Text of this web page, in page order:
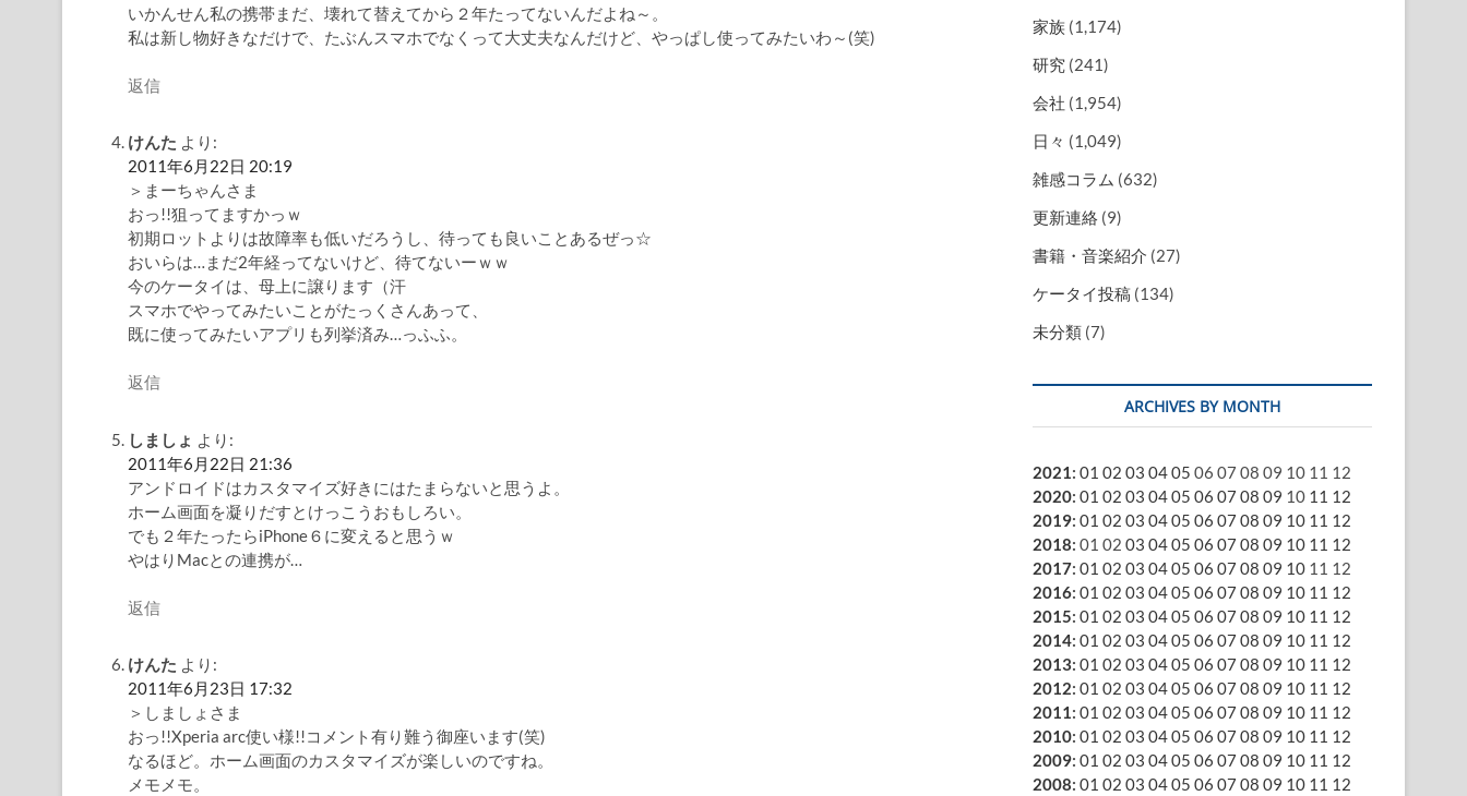
いかんせん私の携帯まだ、壊れて替えてから２年たってないんだよね～。
私は新し物好きなだけで、たぶんスマホでなくって大丈夫なんだけど、やっぱし使ってみたいわ～(笑)
返信
けんた より:
2011年6月22日 20:19
＞まーちゃんさま
おっ!!狙ってますかっｗ
初期ロットよりは故障率も低いだろうし、待っても良いことあるぜっ☆
おいらは…まだ2年経ってないけど、待てないーｗｗ
今のケータイは、母上に譲ります（汗
スマホでやってみたいことがたっくさんあって、
既に使ってみたいアプリも列挙済み…っふふ。
返信
しましょ より:
2011年6月22日 21:36
アンドロイドはカスタマイズ好きにはたまらないと思うよ。
ホーム画面を凝りだすとけっこうおもしろい。
でも２年たったらiPhone６に変えると思うｗ
やはりMacとの連携が…
返信
けんた より:
2011年6月23日 17:32
＞しましょさま
おっ!!Xperia arc使い様!!コメント有り難う御座います(笑)
なるほど。ホーム画面のカスタマイズが楽しいのですね。
メモメモ。
家族 (1,174)
研究 (241)
会社 (1,954)
日々 (1,049)
雑感コラム (632)
更新連絡 (9)
書籍・音楽紹介 (27)
ケータイ投稿 (134)
未分類 (7)
ARCHIVES BY MONTH
2021: 01 02 03 0405 06 07 08 09 10 11 12
2020: 01 02 03 0405 06 07 08 09 10 11 12
2019: 01 02 03 0405 06 07 08 09 10 11 12
2018: 01 02 03 0405 06 07 08 09 10 11 12
2017: 01 02 03 0405 06 07 08 09 10 11 12
2016: 01 02 03 0405 06 07 08 09 10 11 12
2015: 01 02 03 0405 06 07 08 09 10 11 12
2014: 01 02 03 0405 06 07 08 09 10 11 12
2013: 01 02 03 0405 06 07 08 09 10 11 12
2012: 01 02 03 0405 06 07 08 09 10 11 12
2011: 01 02 03 0405 06 07 08 09 10 11 12
2010: 01 02 03 0405 06 07 08 09 10 11 12
2009: 01 02 03 0405 06 07 08 09 10 11 12
2008: 01 02 03 0405 06 07 08 09 10 11 12